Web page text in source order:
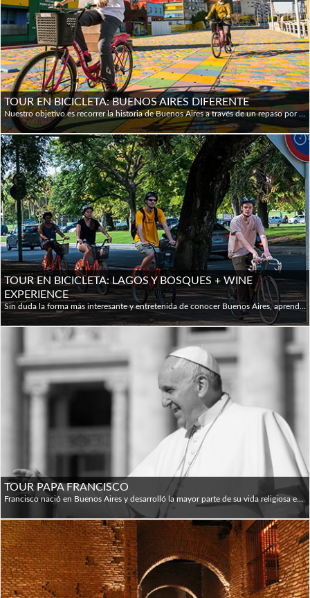
TOUR EN BICICLETA: BUENOS AIRES DIFERENTE
Nuestro objetivo es recorrer la historia de Buenos Aires a través de un repaso por sus acontecimientos más relevantes. Esta experiencia está pensada para quienes quieran conocer los puntos más destacados, sus barrios históricos y comerciales, y entender cómo creció esta gran metrópolis desde sus orígenes. Los puntos clave que recorreremos son: Plaza San Martín (nuestro punto de encuentro donde nos probamos los cascos, ajustamos las bicis y recordamos el valor histórico de este lugar, clave en la liberación de América), Monumento a los Caídos en Malvinas y Torre Monumental (charlaremos sobre el conflicto de Malvinas y la historia de la torre obsequiada por el Reino Unido), Puerto Madero y Puente de la Mujer (pedalearemos por el barrio más moderno donde aprenderemos cómo sus antiguos diques se transformaron en lofts y restaurantes, deteniéndonos frente al famoso Puente de la Mujer), Reserva Ecológica Costanera Sur (realizaremos una parada de 10 minutos en esta área protegida para conectar con la flora y fauna originaria de la costa; lunes y días post-tormenta cerrado), La Boca y Caminito (viajaremos en el tiempo hasta el barrio portuario que acunó al tango y a la gran ola inmigratoria; aquí tendremos entre 25 y 35 minutos para caminar por la famosa calle Caminito y luego pasaremos por el emblemático estadio de Boca Juniors), Parque Lezama y San Telmo (cruzaremos el primer barrio residencial de la ciudad, lleno de patrimonio, mitos y leyendas coloniales) y finalmente Plaza de Mayo (nuestra última parada es la plaza más importante del país, donde observaremos la Casa Rosada, el Cabildo y la Catedral mientras repasamos los hechos políticos que marcaron la historia argentina). Al finalizar, regresamos juntos al punto de partida.
TOUR EN BICICLETA: LAGOS Y BOSQUES + WINE
EXPERIENCE
Sin duda la forma más interesante y entretenida de conocer Buenos Aires, aprendiendo su historia y haciendo nuevos amigos mientras se disfruta de una memorable experiencia en nuestra ciudad, recorriendo en su mayoría senderos apropiados para bicicleta, evitando el tráfico siempre que sea posible y sin ser nada estresantes. Una escapada en bicicleta a uno de los más bellos lugares cercanos a la ciudad. El tour visita los Antiguos Docks de Puerto Madero, la Facultad de Derecho, el monumento Floralis Generica, Palermo Chico, Bosques y Lagos de Palermo con el Rosedal, el Estadio de River Plate, los Barrios Chino y de Belgrano, Palermo Hollywood y la Casa de Jorge Luis Borges. Al finalizar el tour disfrutaremos de una copa de vino acompañada de una tabla de quesos y fiambres.
TOUR PAPA FRANCISCO
Francisco nació en Buenos Aires y desarrolló la mayor parte de su vida religiosa en dicha ciudad. Visitaremos: • Av. 9 de Julio - Independencia. Av. La Plata, antiguo Estadio de San Lorenzo (Carrefour) • Casa Natal - Barrio Flores Primera novia, Amalia Damonte. Plazoleta Herminia Brumana • Colegio de la Misericordia - Capilla Av. Directorio 2100 y Bonorino. Jardín de infantes, Primera Comunión y Misa dominical con su familia. • Basílica San José de Flores Donde tuvo su "revelación" y definió su vocación a los 17 años. Imágenes de San Pedro. San José, Virgen de Luján. • Centro de Buenos Aires - Av. 9 de Julio - Obelisco - Teatro Colón - Diagonal Norte - Plaza Mayo - Casa Rosada - Catedral - Arzobispado de Buenos Aires -Residencia Cardenal Bergoglio. Metro Línea A -Estación Perú con destino Estación Piedras. Regreso Hotel.